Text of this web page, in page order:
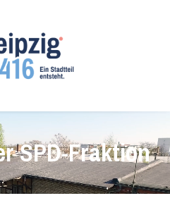
SPD-Fraktion